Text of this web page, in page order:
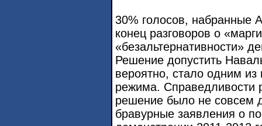
30% голосов, набранные
конец разговоров о
«безальтернативности»
Решение допустить
вероятно, стало одним из
режима. Справедливости
решение было не совсем
бравурные заявления о